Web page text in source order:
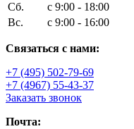
Сб.
с 9:00 - 18:00
Вс.
с 9:00 - 16:00
Связаться с нами:
+7 (495) 502-79-69
+7 (4967) 55-43-37
Заказать звонок
Почта: